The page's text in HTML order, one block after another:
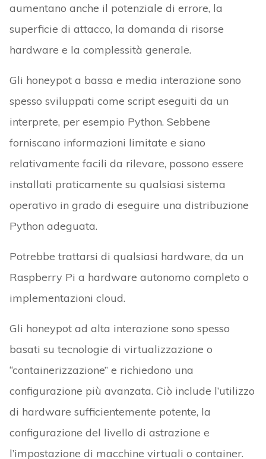
aumentano anche il potenziale di errore, la
superficie di attacco, la domanda di risorse
hardware e la complessità generale.
Gli honeypot a bassa e media interazione sono
spesso sviluppati come script eseguiti da un
interprete, per esempio Python. Sebbene
forniscano informazioni limitate e siano
relativamente facili da rilevare, possono essere
installati praticamente su qualsiasi sistema
operativo in grado di eseguire una distribuzione
Python adeguata.
Potrebbe trattarsi di qualsiasi hardware, da un
Raspberry Pi a hardware autonomo completo o
implementazioni cloud.
Gli honeypot ad alta interazione sono spesso
basati su tecnologie di virtualizzazione o
“containerizzazione” e richiedono una
configurazione più avanzata. Ciò include l’utilizzo
di hardware sufficientemente potente, la
configurazione del livello di astrazione e
l’impostazione di macchine virtuali o container.